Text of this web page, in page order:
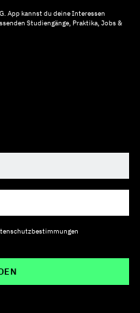
App kannst du deine Interessen
Studiengänge, Praktika, Jobs &